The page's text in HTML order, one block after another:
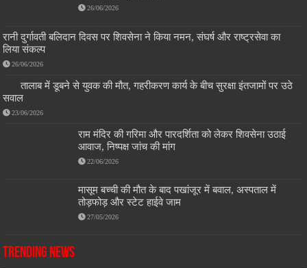
26/06/2026
रानी दुर्गावती बलिदान दिवस पर शिवसेना ने किया नमन, संघर्ष और राष्ट्रसेवा का
लिया संकल्प
26/06/2026
तालाब में डूबने से युवक की मौत, गहरीकरण कार्य के बीच सुरक्षा इंतजामों पर उठे
सवाल
23/06/2026
राम मंदिर की गरिमा और पारदर्शिता को लेकर शिवसेना उठाई
आवाज, निष्पक्ष जांच की मांग
22/06/2026
मासूम बच्ची की मौत के बाद पखांजूर में बवाल, अस्पताल में
तोड़फोड़ और स्टेट हाईवे जाम
27/05/2026
Trending News